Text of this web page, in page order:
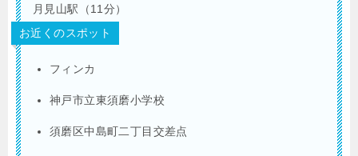
月見山駅（11分）
お近くのスポット
フィンカ
神戸市立東須磨小学校
須磨区中島町二丁目交差点